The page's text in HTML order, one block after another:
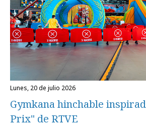
lunes, 20 de julio 2026
Gymkana hinchable
Prix" de RTVE